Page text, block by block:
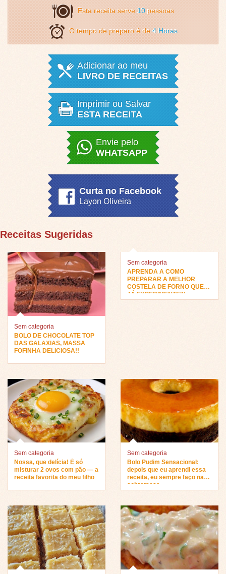
Esta receita serve 10 pessoas
O tempo de preparo é de4 Horas
Adicionar ao meu
LIVRO DE RECEITAS
Imprimir ou Salvar
ESTA RECEITA
Envie pelo
WHATSAPP
Curta no Facebook
Layon Oliveira
Receitas Sugeridas
Sem categoria
BOLO DE CHOCOLATE TOP
DAS GALAXIAS, MASSA
FOFINHA DELICIOSA!!
Sem categoria
APRENDA A COMO
PREPARAR A MELHOR
COSTELA DE FORNO QUE
JÁ EXPERIMENTEI!!
Sem categoria
Nossa, que delícia! É só
misturar 2 ovos com pão — a
receita favorita do meu filho
Sem categoria
Bolo Pudim Sensacional:
depois que eu aprendi essa
receita, eu sempre faço na
sobremesa…